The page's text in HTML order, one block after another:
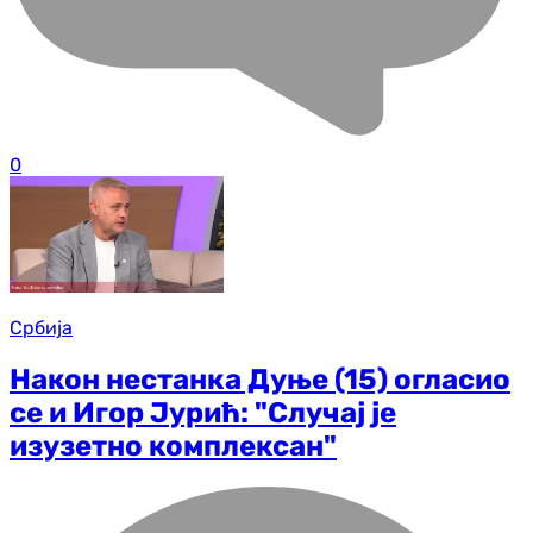
0
Србија
Након нестанка Дуње (15) огласио
се и Игор Јурић: "Случај је
изузетно комплексан"